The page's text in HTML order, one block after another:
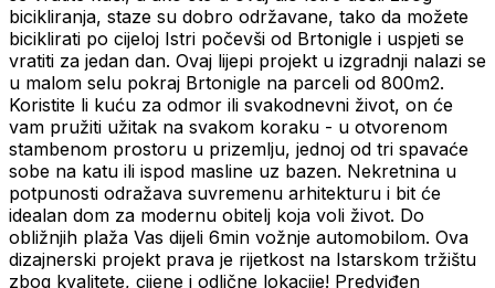
bicikliranja, staze su dobro održavane, tako da možete
biciklirati po cijeloj Istri počevši od Brtonigle i uspjeti se
vratiti za jedan dan. Ovaj lijepi projekt u izgradnji nalazi se
u malom selu pokraj Brtonigle na parceli od 800m2.
Koristite li kuću za odmor ili svakodnevni život, on će
vam pružiti užitak na svakom koraku - u otvorenom
stambenom prostoru u prizemlju, jednoj od tri spavaće
sobe na katu ili ispod masline uz bazen. Nekretnina u
potpunosti odražava suvremenu arhitekturu i bit će
idealan dom za modernu obitelj koja voli život. Do
obližnjih plaža Vas dijeli 6min vožnje automobilom. Ova
dizajnerski projekt prava je rijetkost na Istarskom tržištu
zbog kvalitete, cijene i odlične lokacije! Predviđen